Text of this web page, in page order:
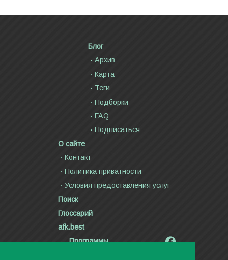
Блог
Архив
Карта
Теги
Подборки
FAQ
Подписаться
О сайте
Контакт
Политика приватности
Условия предоставления услуг
Поиск
Глоссарий
afk.best
Программы